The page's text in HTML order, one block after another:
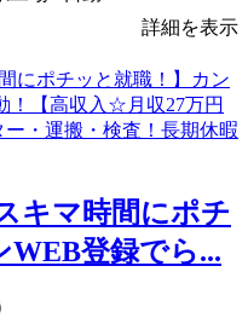
詳細を表示
キマ時間にポチ
WEB登録でら...